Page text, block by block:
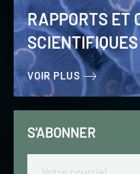
RAPPORTS ET
SCIENTIFIQUES
VOIR PLUS
S'ABONNER